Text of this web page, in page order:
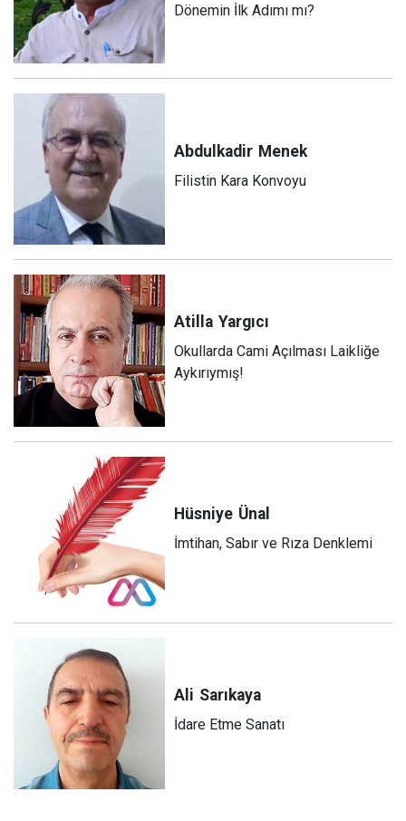
Dönemin İlk Adımı mı?
Abdulkadir Menek
Filistin Kara Konvoyu
Atilla Yargıcı
Okullarda Cami Açılması Laikliğe
Aykırıymış!
Hüsniye Ünal
İmtihan, Sabır ve Rıza Denklemi
Ali Sarıkaya
İdare Etme Sanatı